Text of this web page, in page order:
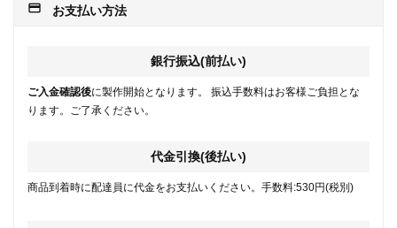
payment お支払い方法
銀行振込(前払い)
ご入金確認後に製作開始となります。 振込手数料はお客様ご負担とな
ります。ご了承ください。
代金引換(後払い)
商品到着時に配達員に代金をお支払いください。手数料:530円(税別)